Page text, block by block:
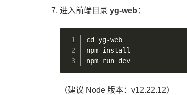
进入前端目录 yg-web ：
cd yg-web
npm install
npm run dev
（建议 Node 版本：v12.22.12）